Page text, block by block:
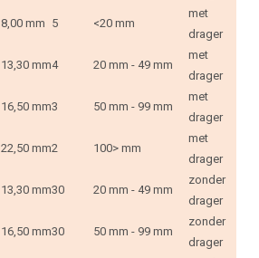
8,00 mm 5 <20 mm
met
drager
13,30 mm4 20 mm - 49 mm
met
drager
16,50 mm3 50 mm - 99 mm
met
drager
22,50 mm2 100> mm
met
drager
13,30 mm30 20 mm - 49 mm
zonder
drager
16,50 mm30 50 mm - 99 mm
zonder
drager